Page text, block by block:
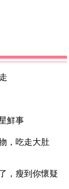
鮮事
，吃走大肚
，瘦到你懷疑